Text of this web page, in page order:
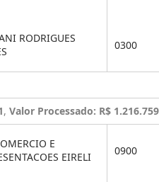
RODRIGUES
0300
, Valor Processado: R$
E
EIRELI
0900